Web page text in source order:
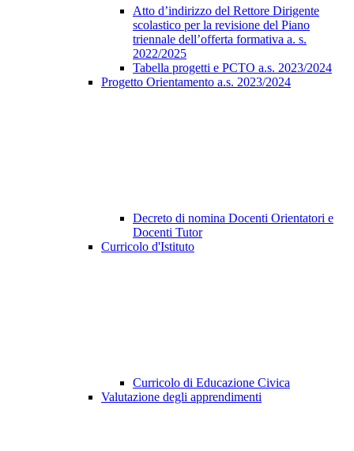
Atto d’indirizzo del Rettore Dirigente
scolastico per la revisione del Piano
triennale dell’offerta formativa a. s.
2022/2025
Tabella progetti e PCTO a.s. 2023/2024
Progetto Orientamento a.s. 2023/2024
Decreto di nomina Docenti Orientatori e
Docenti Tutor
Curricolo d'Istituto
Curricolo di Educazione Civica
Valutazione degli apprendimenti